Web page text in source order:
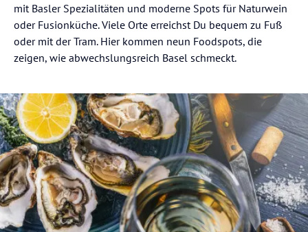
mit Basler Spezialitäten und moderne Spots für Naturwein
oder Fusionküche. Viele Orte erreichst Du bequem zu Fuß
oder mit der Tram. Hier kommen neun Foodspots, die
zeigen, wie abwechslungsreich Basel schmeckt.